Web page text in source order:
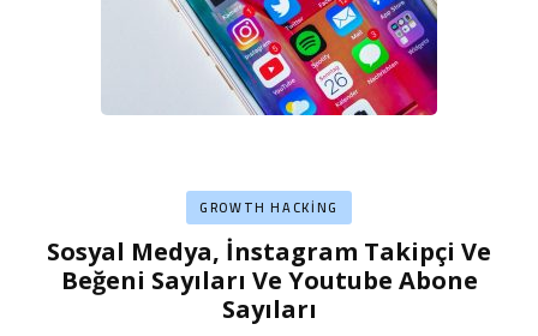
GROWTH HACKING
Sosyal Medya, İnstagram Takipçi Ve
Beğeni Sayıları Ve Youtube Abone
Sayıları